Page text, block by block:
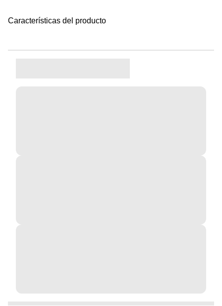
Características del producto